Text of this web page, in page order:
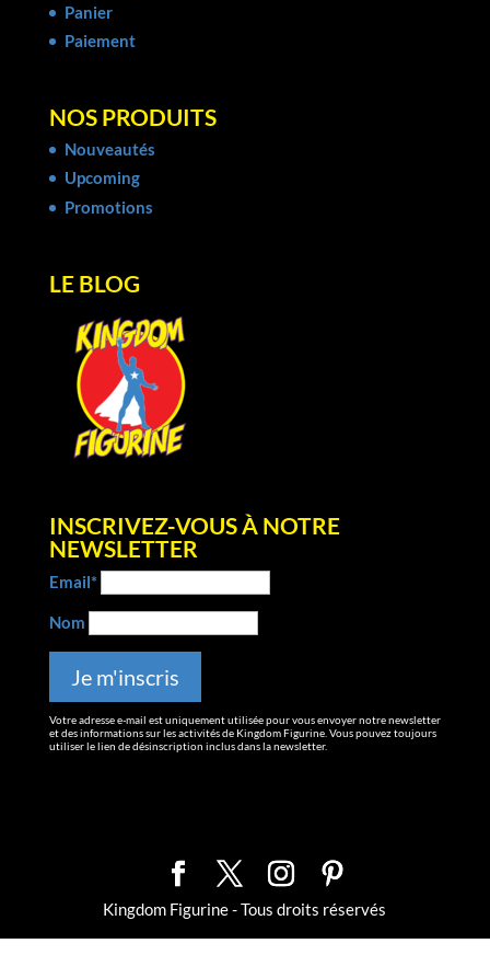
Panier
Paiement
NOS PRODUITS
Nouveautés
Upcoming
Promotions
LE BLOG
INSCRIVEZ-VOUS À NOTRE
NEWSLETTER
Email*
Nom
Votre adresse e-mail est uniquement utilisée pour vous envoyer notre newsletter
et des informations sur les activités de Kingdom Figurine. Vous pouvez toujours
utiliser le lien de désinscription inclus dans la newsletter.
Kingdom Figurine - Tous droits réservés